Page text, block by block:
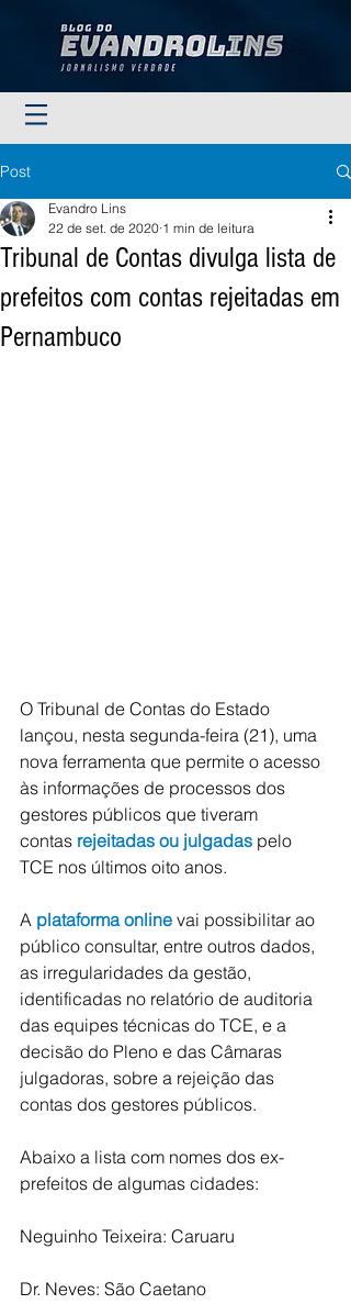
Post
Tribunal de Contas divulga lista de
prefeitos com contas rejeitadas em
Pernambuco
Evandro Lins
22 de set. de 2020 1 min de leitura
O Tribunal de Contas do Estado
lançou, nesta segunda-feira (21), uma
nova ferramenta que permite o acesso
às informações de processos dos
gestores públicos que tiveram
contas rejeitadas ou julgadas pelo
TCE nos últimos oito anos.
A plataforma online vai possibilitar ao
público consultar, entre outros dados,
as irregularidades da gestão,
identificadas no relatório de auditoria
das equipes técnicas do TCE, e a
decisão do Pleno e das Câmaras
julgadoras, sobre a rejeição das
contas dos gestores públicos.
Abaixo a lista com nomes dos ex-
prefeitos de algumas cidades:
Neguinho Teixeira: Caruaru
Dr. Neves: São Caetano